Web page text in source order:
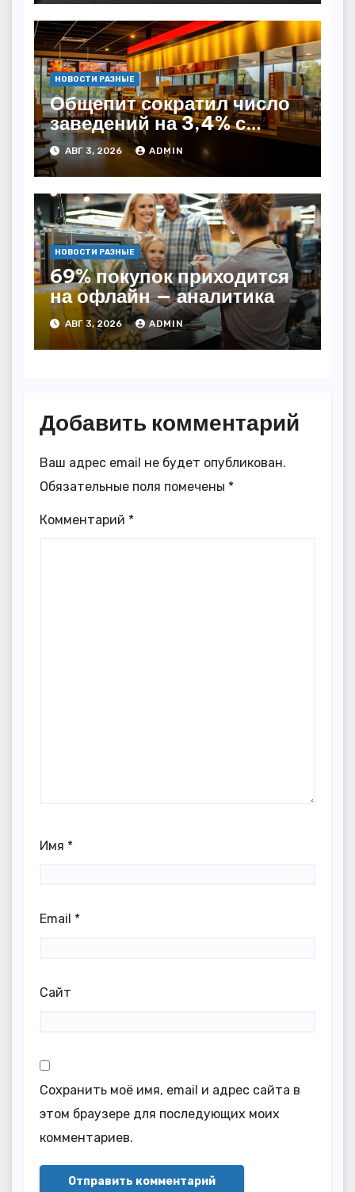
НОВОСТИ РАЗНЫЕ
Общепит сократил число
заведений на 3,4% с
начала года — INFOLine
АВГ 3, 2026 ADMIN
НОВОСТИ РАЗНЫЕ
69% покупок приходится
на офлайн — аналитика
АВГ 3, 2026 ADMIN
Добавить комментарий
Ваш адрес email не будет опубликован.
Обязательные поля помечены *
Комментарий *
Имя *
Email *
Сайт
Сохранить моё имя, email и адрес сайта в
этом браузере для последующих моих
комментариев.